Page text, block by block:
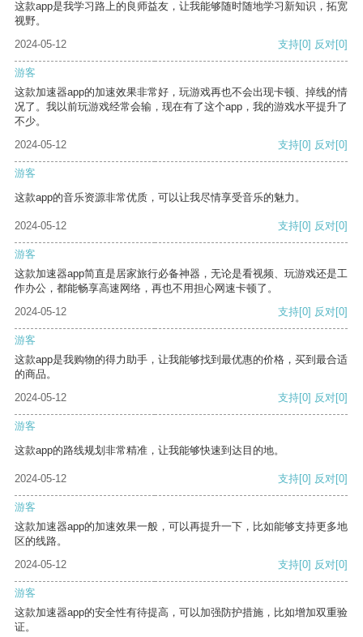
这款app是我学习路上的良师益友，让我能够随时随地学习新知识，拓宽
视野。
2024-05-12
支持[0] 反对[0]
游客
这款加速器app的加速效果非常好，玩游戏再也不会出现卡顿、掉线的情
况了。我以前玩游戏经常会输，现在有了这个app，我的游戏水平提升了
不少。
2024-05-12
支持[0] 反对[0]
游客
这款app的音乐资源非常优质，可以让我尽情享受音乐的魅力。
2024-05-12 支持[0] 反对[0]
游客
这款加速器app简直是居家旅行必备神器，无论是看视频、玩游戏还是工
作办公，都能畅享高速网络，再也不用担心网速卡顿了。
2024-05-12
支持[0] 反对[0]
游客
这款app是我购物的得力助手，让我能够找到最优惠的价格，买到最合适
的商品。
2024-05-12
支持[0] 反对[0]
游客
这款app的路线规划非常精准，让我能够快速到达目的地。
2024-05-12 支持[0] 反对[0]
游客
这款加速器app的加速效果一般，可以再提升一下，比如能够支持更多地
区的线路。
2024-05-12
支持[0] 反对[0]
游客
这款加速器app的安全性有待提高，可以加强防护措施，比如增加双重验
证。